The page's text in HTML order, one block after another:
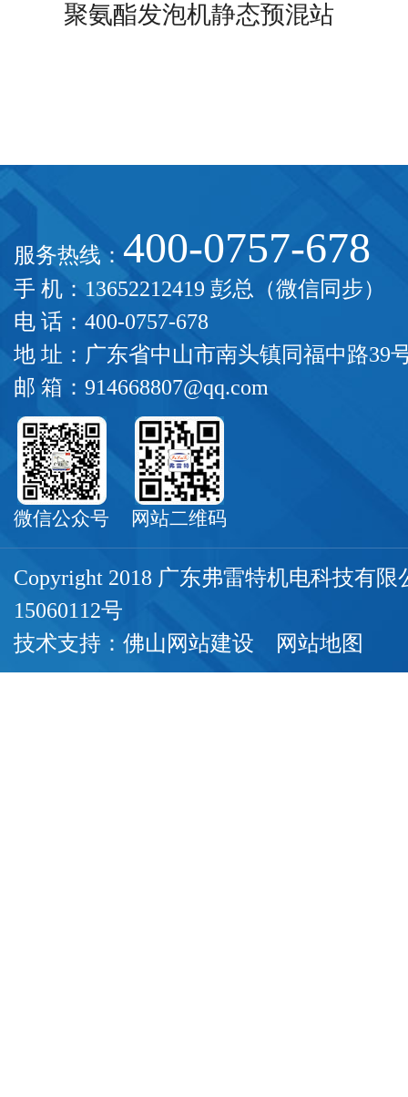
聚氨酯发泡机静态预混站
服务热线： 400-0757-678
手 机：13652212419 彭总（微信同步）
电 话：400-0757-678
地 址：广东省中山市南头镇同福中路39
邮 箱：914668807@qq.com
微信公众号 网站二维码
Copyright 2018 广东弗雷特机电科技有
15060112号
技术支持： 佛山网站建设 网站地图